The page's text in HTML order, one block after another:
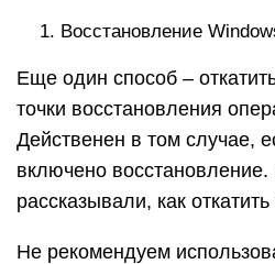
Восстановление
Еще один способ –
точки восстановления
Действенен в том случае,
включено
рассказывали, как
Не рекомендуем